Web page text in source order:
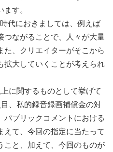
す。
代におきましては、例えば
つながることで、人々が大量
た、クリエイターがそこから
拡大していくことが考えられ
に関するものとして挙げて
、私的録音録画補償金の対
パブリックコメントにおける
えて、今回の指定に当たって
こと、加えて、今回のものが